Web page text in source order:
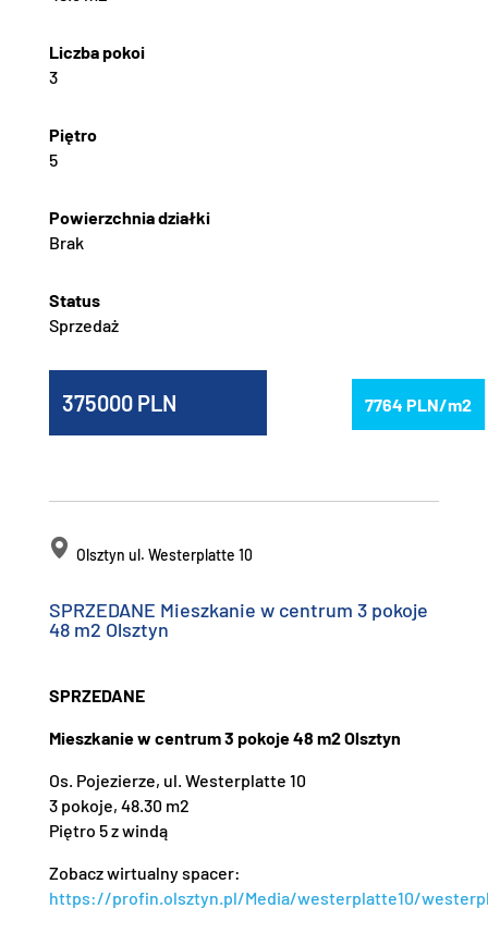
3
5
Brak
Sprzedaż
375000 7764
Olsztyn ul. Westerplatte 10
SPRZEDANE Mieszkanie w centrum 3 pokoje
48 m2 Olsztyn
SPRZEDANE
Mieszkanie w centrum 3 pokoje 48 m2 Olsztyn
Os. Pojezierze, ul. Westerplatte 10
3 pokoje, 48.30 m2
Piętro 5 z windą
Zobacz wirtualny spacer:
https://profin.olsztyn.pl/Media/westerplatte10/